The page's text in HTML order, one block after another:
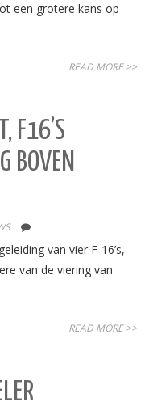
een grotere kans op
READ MORE >>
F16’S
BOVEN
van vier F-16’s,
van de viering van
READ MORE >>